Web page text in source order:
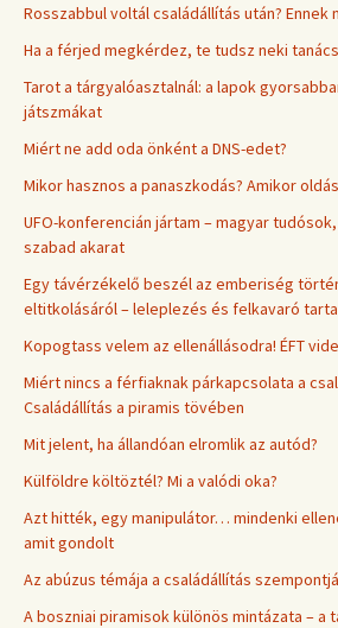
Rosszabbul voltál családállítás után? Ennek
Ha a férjed megkérdez, te tudsz neki
Tarot a tárgyalóasztalnál: a lapok
játszmákat
Miért ne add oda önként a DNS-edet?
Mikor hasznos a panaszkodás? Amikor
UFO-konferencián jártam – magyar
szabad akarat
Egy távérzékelő beszél az emberiség
eltitkolásáról – leleplezés és felkavaró
Kopogtass velem az ellenállásodra! ÉFT
Miért nincs a férfiaknak párkapcsolata a
Családállítás a piramis tövében
Mit jelent, ha állandóan elromlik az autód?
Külföldre költöztél? Mi a valódi oka?
Azt hitték, egy manipulátor… mindenki
amit gondolt
Az abúzus témája a családállítás
A boszniai piramisok különös mintázata – a